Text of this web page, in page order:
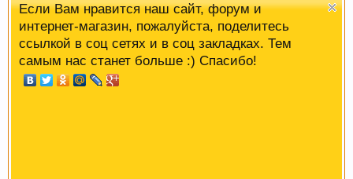
Если Вам нравится наш сайт, форум и
интернет-магазин, пожалуйста, поделитесь
ссылкой в соц сетях и в соц закладках. Тем
самым нас станет больше :) Спасибо!